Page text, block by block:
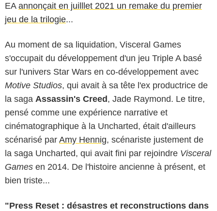
EA annonçait en juilllet 2021 un remake du premier
jeu de la trilogie...
Au moment de sa liquidation, Visceral Games
s'occupait du développement d'un jeu Triple A basé
sur l'univers Star Wars en co-développement avec
Motive Studios, qui avait à sa tête l'ex productrice de
la saga Assassin's Creed, Jade Raymond. Le titre,
pensé comme une expérience narrative et
cinématographique à la Uncharted, était d'ailleurs
scénarisé par Amy Hennig, scénariste justement de
la saga Uncharted, qui avait fini par rejoindre Visceral
Games en 2014. De l'histoire ancienne à présent, et
bien triste...
"Press Reset : désastres et reconstructions dans